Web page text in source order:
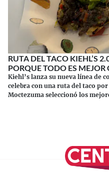
RUTA DEL TACO KIEHL’S
PORQUE TODO ES
Kiehl’s lanza su nueva línea de
celebra con una ruta del taco
Moctezuma seleccionó los